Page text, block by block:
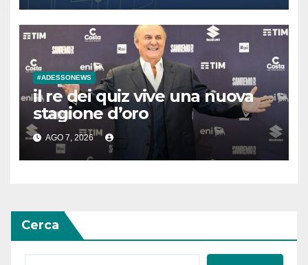
#ADESSONEWS
il re dei quiz vive una nuova
stagione d’oro
AGO 7, 2026
Cerca